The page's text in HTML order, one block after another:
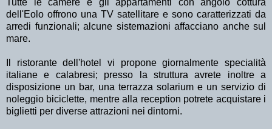
Tutte le camere e gli appartamenti con angolo cottura
dell'Eolo offrono una TV satellitare e sono caratterizzati da
arredi funzionali; alcune sistemazioni affacciano anche sul
mare.
Il ristorante dell'hotel vi propone giornalmente specialità
italiane e calabresi; presso la struttura avrete inoltre a
disposizione un bar, una terrazza solarium e un servizio di
noleggio biciclette, mentre alla reception potrete acquistare i
biglietti per diverse attrazioni nei dintorni.